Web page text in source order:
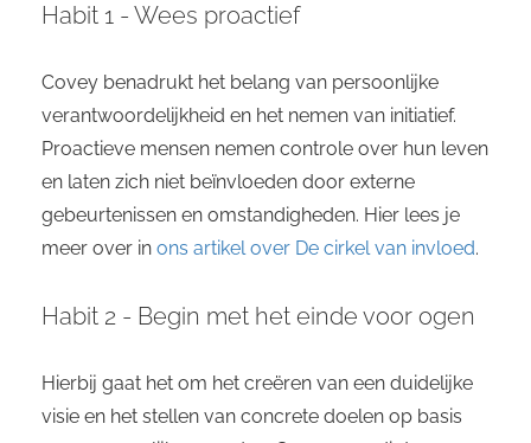
Habit 1 - Wees proactief
Covey benadrukt het belang van persoonlijke
verantwoordelijkheid en het nemen van initiatief.
Proactieve mensen nemen controle over hun leven
en laten zich niet beïnvloeden door externe
gebeurtenissen en omstandigheden. Hier lees je
meer over in ons artikel over De cirkel van invloed.
Habit 2 - Begin met het einde voor ogen
Hierbij gaat het om het creëren van een duidelijke
visie en het stellen van concrete doelen op basis